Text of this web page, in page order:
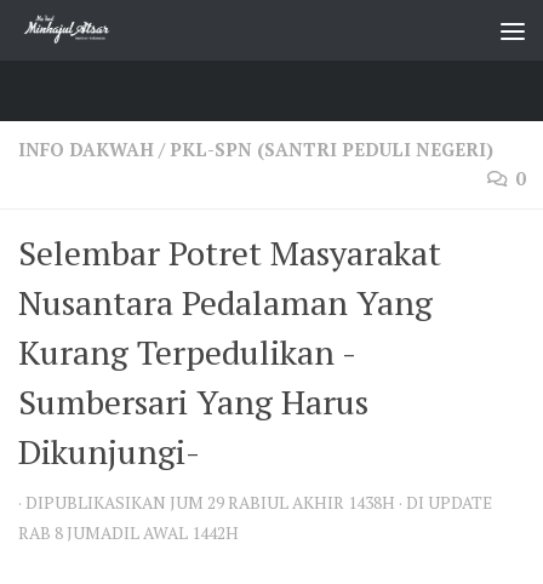
Skip to content
INFO DAKWAH / PKL-SPN (SANTRI PEDULI NEGERI)
0
Selembar Potret Masyarakat
Nusantara Pedalaman Yang
Kurang Terpedulikan -
Sumbersari Yang Harus
Dikunjungi-
· DIPUBLIKASIKAN JUM 29 RABIUL AKHIR 1438H · DI UPDATE
RAB 8 JUMADIL AWAL 1442H